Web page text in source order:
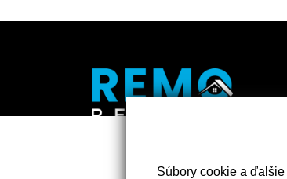
okrese Pezinok.Súbory cookie a